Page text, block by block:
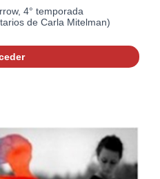
4° temporada
de Carla Mitelman)